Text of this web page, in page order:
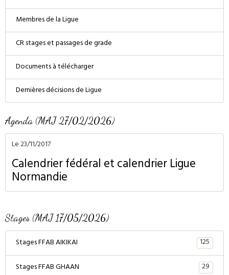
Membres de la Ligue
CR stages et passages de grade
Documents à télécharger
Dernières décisions de Ligue
Agenda (MAJ 27/02/2026)
Le 23/11/2017
Calendrier fédéral et calendrier Ligue
Normandie
Stages (MAJ 17/05/2026)
Stages FFAB AIKIKAI
125
Stages FFAB GHAAN
29